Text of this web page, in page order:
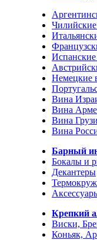
Немецкие
Вина
Вина
Вина
Вина
Барный
Бокалы и
Декантеры
Крепкий
Виски,
Коньяк,